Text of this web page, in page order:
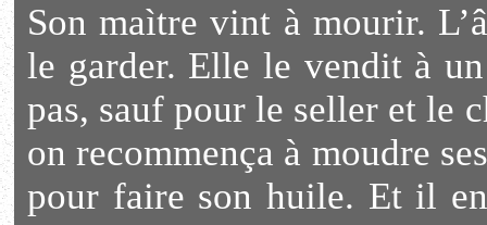
Son maìtre vint à mourir.
le garder. Elle le vendit à
pas, sauf pour le seller et le
on recommença à moudre
pour faire son huile. Et il